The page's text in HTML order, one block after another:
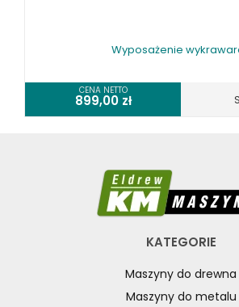
Wyposażenie
CENA NETTO
899,00 zł
KATEGORIE
Maszyny do drewna
Maszyny do metalu